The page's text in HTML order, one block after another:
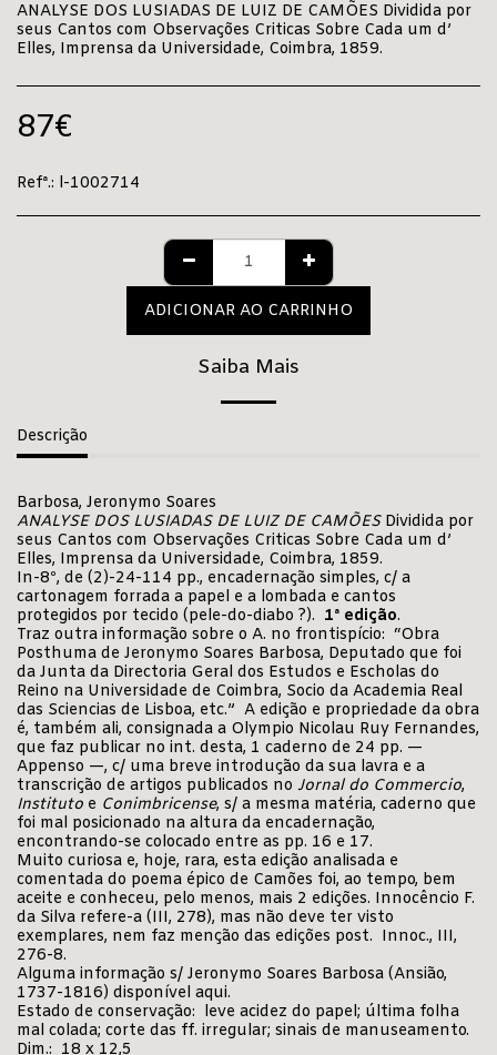
ANALYSE DOS LUSIADAS DE LUIZ DE CAMÕES Dividida por
seus Cantos com Observações Criticas Sobre Cada um d’
Elles, Imprensa da Universidade, Coimbra, 1859.
87€
Refª.: l-1002714
ADICIONAR AO CARRINHO
Saiba Mais
Descrição
Barbosa, Jeronymo Soares
ANALYSE DOS LUSIADAS DE LUIZ DE CAMÕESDividida por
seus Cantos com Observações Criticas Sobre Cada um d’
Elles, Imprensa da Universidade, Coimbra, 1859.
In-8º, de (2)-24-114 pp., encadernação simples, c/ a
cartonagem forrada a papel e a lombada e cantos
protegidos por tecido (pele-do-diabo ?). 1ª edição.
Traz outra informação sobre o A. no frontispício: “Obra
Posthuma de Jeronymo Soares Barbosa, Deputado que foi
da Junta da Directoria Geral dos Estudos e Escholas do
Reino na Universidade de Coimbra, Socio da Academia Real
das Sciencias de Lisboa, etc.” A edição e propriedade da obra
é, também ali, consignada a Olympio Nicolau Ruy Fernandes,
que faz publicar no int. desta, 1 caderno de 24 pp. —
Appenso —, c/ uma breve introdução da sua lavra e a
transcrição de artigos publicados no Jornal do Commercio,
Instituto e Conimbricense, s/ a mesma matéria, caderno que
foi mal posicionado na altura da encadernação,
encontrando-se colocado entre as pp. 16 e 17.
Muito curiosa e, hoje, rara, esta edição analisada e
comentada do poema épico de Camões foi, ao tempo, bem
aceite e conheceu, pelo menos, mais 2 edições. Innocêncio F.
da Silva refere-a (III, 278), mas não deve ter visto
exemplares, nem faz menção das edições post. Innoc., III,
276-8.
Alguma informação s/ Jeronymo Soares Barbosa (Ansião,
1737-1816) disponível aqui.
Estado de conservação: leve acidez do papel; última folha
mal colada; corte das ff. irregular; sinais de manuseamento.
Dim.: 18 x 12,5